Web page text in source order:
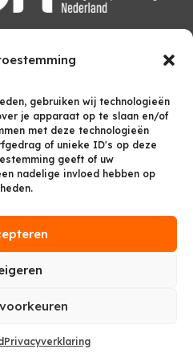
gebruiken wij technologieën
je apparaat op te slaan en/of
met deze technologieën
of unieke ID's op deze
geeft of uw
nadelige invloed hebben op
Privacyverklaring